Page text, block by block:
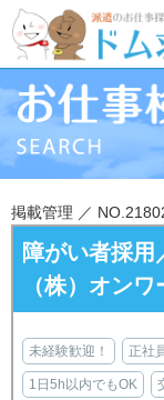
掲載管理 ／
障がい者採
（株）オン
未経験歓迎！ 正社
1日5h以内でもOK